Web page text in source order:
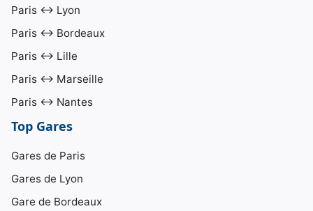
Paris ↔ Lyon
Paris ↔ Bordeaux
Paris ↔ Lille
Paris ↔ Marseille
Paris ↔ Nantes
Top Gares
Gares de Paris
Gares de Lyon
Gare de Bordeaux